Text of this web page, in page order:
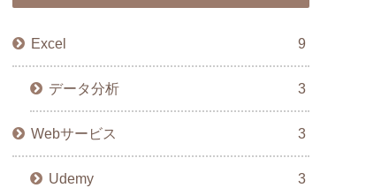
Excel 9
データ分析 3
Webサービス 3
Udemy 3